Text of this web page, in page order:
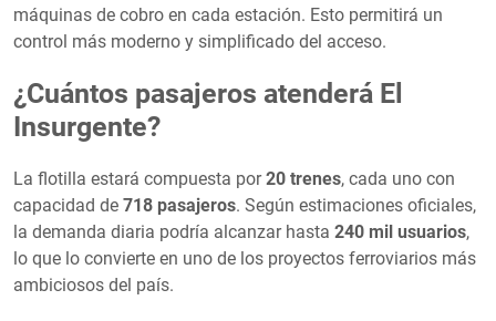
máquinas de cobro en cada estación. Esto permitirá un
control más moderno y simplificado del acceso.
¿Cuántos pasajeros atenderá El
Insurgente?
La flotilla estará compuesta por20 trenes, cada uno con
capacidad de 718 pasajeros. Según estimaciones oficiales,
la demanda diaria podría alcanzar hasta 240 mil usuarios,
lo que lo convierte en uno de los proyectos ferroviarios más
ambiciosos del país.